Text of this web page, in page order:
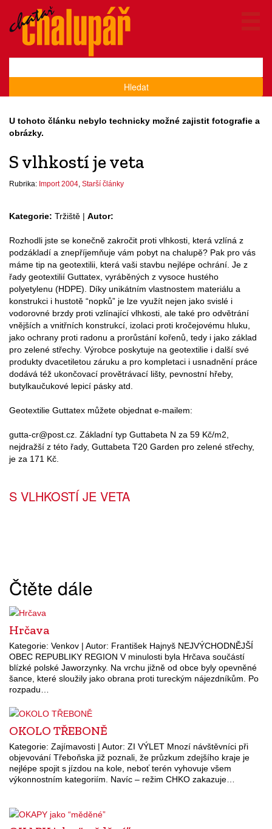
Hledat
U tohoto článku nebylo technicky možné zajistit fotografie a
obrázky.
S vlhkostí je veta
Rubrika: Import 2004 Starší články
Kategorie: Tržiště | Autor:
Rozhodli jste se konečně zakročit proti vlhkosti, která vzlíná z
podzákladí a znepříjemňuje vám pobyt na chalupě? Pak pro vás
máme tip na geotextilii, která vaši stavbu nejlépe ochrání. Je z
řady geotextilií Guttatex, vyráběných z vysoce hustého
polyetylenu (HDPE). Díky unikátním vlastnostem materiálu a
konstrukci i hustotě “nopků” je lze využít nejen jako svislé i
vodorovné brzdy proti vzlínající vlhkosti, ale také pro odvětrání
vnějších a vnitřních konstrukcí, izolaci proti kročejovému hluku,
jako ochrany proti radonu a prorůstání kořenů, tedy i jako základ
pro zelené střechy. Výrobce poskytuje na geotextilie i další své
produkty dvacetiletou záruku a pro kompletaci i usnadnění práce
dodává též ukončovací provětrávací lišty, pevnostní hřeby,
butylkaučukové lepicí pásky atd.
Geotextilie Guttatex můžete objednat e-mailem:
gutta-cr@post.cz. Základní typ Guttabeta N za 59 Kč/m2,
nejdražší z této řady, Guttabeta T20 Garden pro zelené střechy,
je za 171 Kč.
S VLHKOSTÍ JE VETA
Čtěte dále
Hrčava
Kategorie: Venkov | Autor: František Hajnyš NEJVÝCHODNĚJŠÍ
OBEC REPUBLIKY REGION V minulosti byla Hrčava součástí
blízké polské Jaworzynky. Na vrchu jižně od obce byly opevněné
šance, které sloužily jako obrana proti tureckým nájezdníkům. Po
rozpadu…
OKOLO TŘEBONĚ
Kategorie: Zajímavosti | Autor: ZI VÝLET Mnozí návštěvníci při
objevování Třeboňska již poznali, že průzkum zdejšího kraje je
nejlépe spojit s jízdou na kole, neboť terén vyhovuje všem
výkonnostním kategoriím. Navíc – režim CHKO zakazuje…